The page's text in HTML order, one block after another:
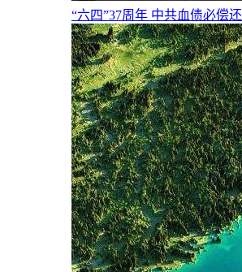
“六四”37周年 中共血债必偿还